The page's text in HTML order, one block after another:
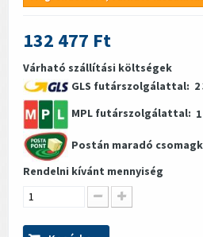
132 477 Ft
Várható szállítási költségek
GLS futárszolgálattal: 2
MPL futárszolgálattal:
Postán maradó
Rendelni kívánt mennyiség